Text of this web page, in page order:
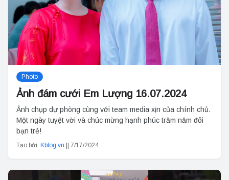
Photo
Ảnh đám cưới Em Lượng 16.07.2024
Ảnh chụp dự phòng cùng với team media xịn của chính chủ.
Một ngày tuyệt vời và chúc mừng hạnh phúc trăm năm đôi
bạn trẻ!
Tạo bởi: Kblog.vn 7/17/2024